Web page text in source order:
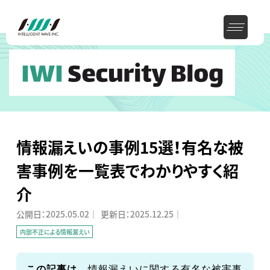
情報漏えいの事例15選！有名な被
害事例を一覧表でわかりやすく紹
介
公開日：2025.05.02 ｜ 更新日：2025.12.25 ｜
内部不正による情報漏えい